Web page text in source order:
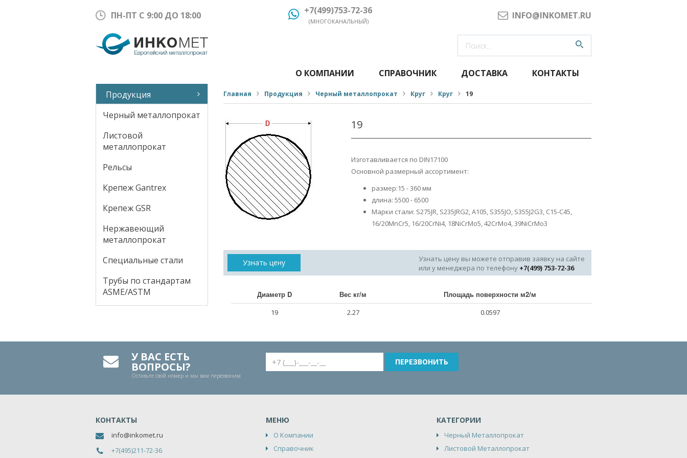
ПН-ПТ С 9:00 ДО 18:00 +7(499)753-72-36
(МНОГОКАНАЛЬНЫЙ)
INFO@INKOMET.RU
Продукция
Черный металлопрокат
Листовой
металлопрокат
Рельсы
Крепеж Gantrex
Крепеж GSR
Нержавеющий
металлопрокат
Специальные стали
Трубы по стандартам
ASME/ASTM
О КОМПАНИИ СПРАВОЧНИК ДОСТАВКА КОНТАКТЫ
Главная Продукция Черный металлопрокат Круг Круг 19
19
Изготавливается по DIN17100
Основной размерный ассортимент:
размер:15 - 360 мм
длина: 5500 - 6500
Марки стали: S275JR, S235JRG2, A105, S355JO, S355J2G3, C15-C45,
16/20MnCr5, 16/20CrNi4, 18NiCrMo5, 42CrMo4, 39NiCrMo3
Узнать цену
Узнать цену вы можете отправив заявку на сайте
или у менеджера по телефону +7(499) 753-72-36
Диаметр D Вес кг/м Площадь поверхности м2/м
19 2.27 0.0597
У ВАС ЕСТЬ
ВОПРОСЫ?
Оставьте свой номер и мы вам перезвоним
КОНТАКТЫ
info@inkomet.ru
+7(495)211-72-36
МЕНЮ
О Компании
Справочник
КАТЕГОРИИ
Черный Металлопрокат
Листовой Металлопрокат